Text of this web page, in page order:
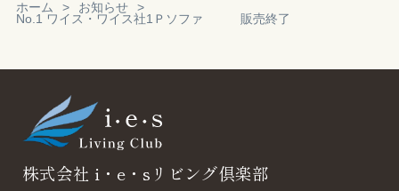
ホーム
お知らせ
No.1 ワイス・ワイス社1Ｐソファ 販売終了
Reservation
見積り・無料相
株式会社 i・e・sリビング倶楽部